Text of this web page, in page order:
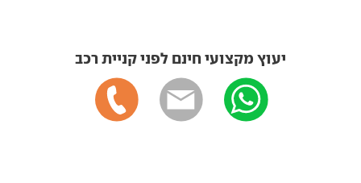
יעוץ מקצועי חינם לפני קניית רכב